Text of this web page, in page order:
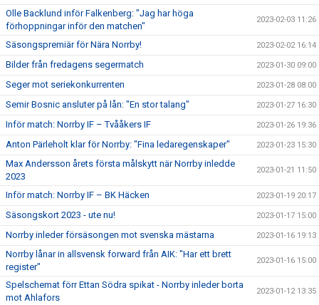
Olle Backlund inför Falkenberg: "Jag har höga
förhoppningar inför den matchen"
2023-02-03 11:26
Säsongspremiär för Nära Norrby! 2023-02-02 16:14
Bilder från fredagens segermatch 2023-01-30 09:00
Seger mot seriekonkurrenten 2023-01-28 08:00
Semir Bosnic ansluter på lån: "En stor talang" 2023-01-27 16:30
Inför match: Norrby IF – Tvååkers IF 2023-01-26 19:36
Anton Pärleholt klar för Norrby: "Fina ledaregenskaper" 2023-01-23 15:30
Max Andersson årets första målskytt när Norrby inledde
2023
2023-01-21 11:50
Inför match: Norrby IF – BK Häcken 2023-01-19 20:17
Säsongskort 2023 - ute nu! 2023-01-17 15:00
Norrby inleder försäsongen mot svenska mästarna 2023-01-16 19:13
Norrby lånar in allsvensk forward från AIK: "Har ett brett
register"
2023-01-16 15:00
Spelschemat förr Ettan Södra spikat - Norrby inleder borta
mot Ahlafors
2023-01-12 13:35